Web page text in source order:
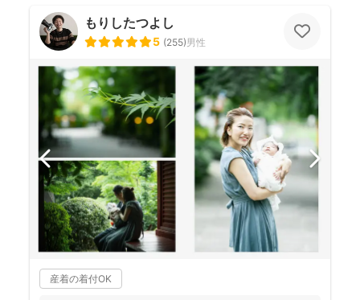
もりしたつよし
5 (255)男性
産着の着付OK